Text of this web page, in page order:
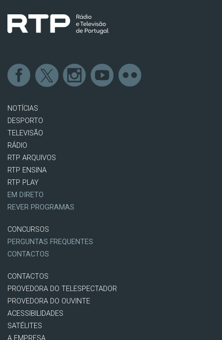
NOTÍCIAS
DESPORTO
TELEVISÃO
RÁDIO
RTP ARQUIVOS
RTP ENSINA
RTP PLAY
EM DIRETO
REVER PROGRAMAS
CONCURSOS
PERGUNTAS FREQUENTES
CONTACTOS
CONTACTOS
PROVEDORA DO TELESPECTADOR
PROVEDORA DO OUVINTE
ACESSIBILIDADES
SATÉLITES
A EMPRESA